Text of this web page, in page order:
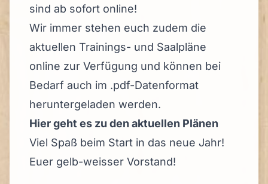
sind ab sofort online!
Wir immer stehen euch zudem die
aktuellen Trainings- und Saalpläne
online zur Verfügung und können bei
Bedarf auch im .pdf-Datenformat
heruntergeladen werden.
Hier geht es zu den aktuellen Plänen
Viel Spaß beim Start in das neue Jahr!
Euer gelb-weisser Vorstand!